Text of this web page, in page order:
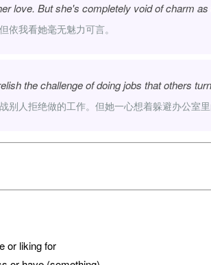
love. But she's completely void of charm
依我看她毫无魅力可言。
the challenge of doing jobs that others
别人拒绝做的工作。但她一心想着躲避办公室里
or liking for